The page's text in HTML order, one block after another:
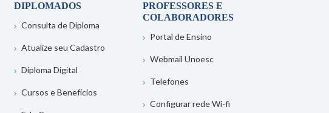
DIPLOMADOS
Consulta de Diploma
Atualize seu Cadastro
Diploma Digital
Cursos e Benefícios
PROFESSORES E
COLABORADORES
Portal de Ensino
Webmail Unoesc
Telefones
Configurar rede Wi-fi